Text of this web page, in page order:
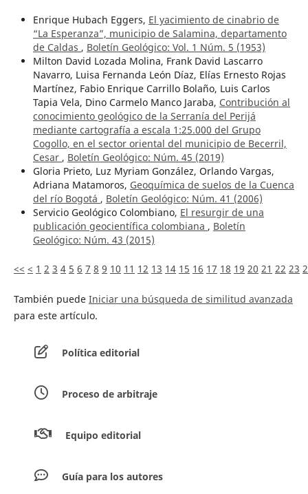
Enrique Hubach Eggers, El yacimiento de cinabrio de
“La Esperanza”, municipio de Salamina, departamento
de Caldas , Boletín Geológico: Vol. 1 Núm. 5 (1953)
Milton David Lozada Molina, Frank David Lascarro
Navarro, Luisa Fernanda León Díaz, Elías Ernesto Rojas
Martínez, Fabio Enrique Carrillo Bolaño, Luis Carlos
Tapia Vela, Dino Carmelo Manco Jaraba, Contribución al
conocimiento geológico de la Serranía del Perijá
mediante cartografía a escala 1:25.000 del Grupo
Cogollo, en el sector oriental del municipio de Becerril,
Cesar , Boletín Geológico: Núm. 45 (2019)
Gloria Prieto, Luz Myriam González, Orlando Vargas,
Adriana Matamoros, Geoquímica de suelos de la Cuenca
del río Bogotá , Boletín Geológico: Núm. 41 (2006)
Servicio Geológico Colombiano, El resurgir de una
publicación geocientífica colombiana , Boletín
Geológico: Núm. 43 (2015)
<< < 1 2 3 4 5 6 7 8 9 10 11 12 13 14 15 16 17 18 19 20 21 22 23
También puede Iniciar una búsqueda de similitud avanzada
para este artículo.
Política editorial
Proceso de arbitraje
Equipo editorial
Guía para los autores